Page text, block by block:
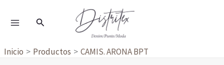
Buscar
Inicio Productos CAMIS. ARONA BPT